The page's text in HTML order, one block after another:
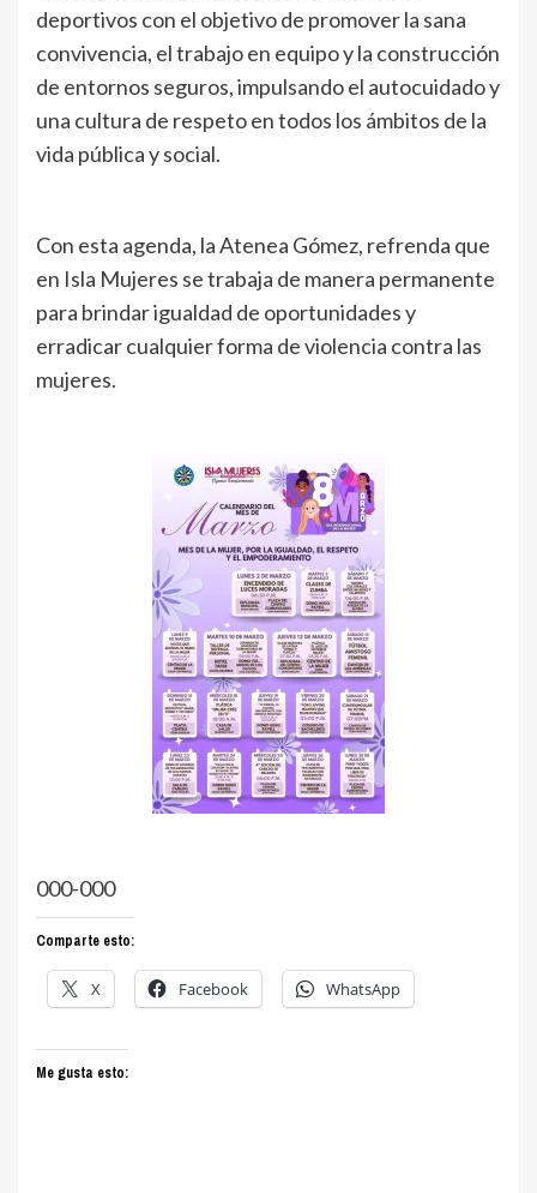
deportivos con el objetivo de promover la sana
convivencia, el trabajo en equipo y la construcción
de entornos seguros, impulsando el autocuidado y
una cultura de respeto en todos los ámbitos de la
vida pública y social.
Con esta agenda, la Atenea Gómez, refrenda que
en Isla Mujeres se trabaja de manera permanente
para brindar igualdad de oportunidades y
erradicar cualquier forma de violencia contra las
mujeres.
000-000
Comparte esto:
X Facebook WhatsApp
Me gusta esto: